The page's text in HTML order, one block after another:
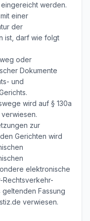
werden.
einer
der
ist, darf wie folgt
oder
Dokumente
und
wird auf § 130a
zur
Gerichten wird
elektronische
Rechtsverkehr-
Fassung
verwiesen.